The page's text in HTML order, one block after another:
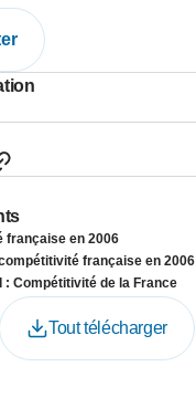
française en 2006
française en 2006
: Compétitivité de la France
Tout télécharger